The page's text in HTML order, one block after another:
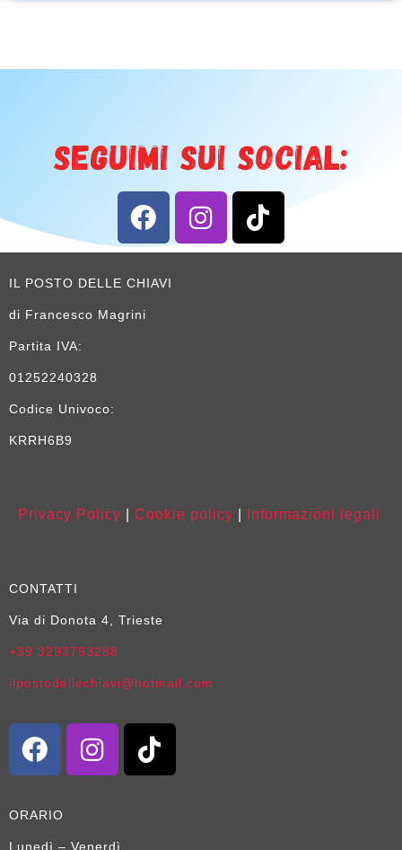
SEGUIMI SUI SOCIAL:
IL POSTO DELLE CHIAVI
di Francesco Magrini
Partita IVA:
01252240328
Codice Univoco:
KRRH6B9
Privacy Policy Cookie policy Informazioni legali
CONTATTI
Via di Donota 4, Trieste
+39 3293793288
ilpostodellechiavi@hotmail.com
ORARIO
Lunedì – Venerdì